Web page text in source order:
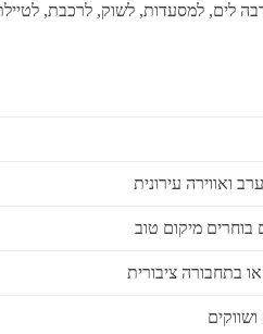
לים, למסעדות, לשוק, לרכבת, לטיילת
ואווירה עירונית
מיקום טוב
בתחבורה ציבורית